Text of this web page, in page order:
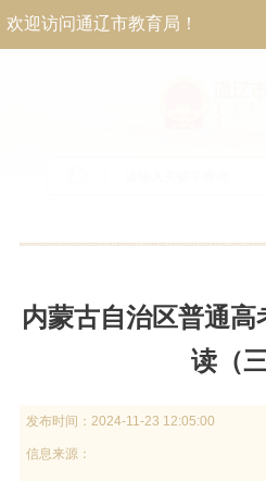
欢迎访问通辽市教育局！
当前位置：首页>政务公开>
内蒙古自治区普通
读（三
发布时间： 2024-11-23 12:05:00
信息来源：